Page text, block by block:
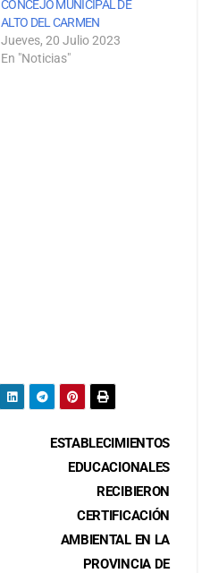
CONCEJO MUNICIPAL DE
ALTO DEL CARMEN
Jueves, 20 Julio 2023
En "Noticias"
ESTABLECIMIENTOS
EDUCACIONALES
RECIBIERON
CERTIFICACIÓN
AMBIENTAL EN LA
PROVINCIA DE